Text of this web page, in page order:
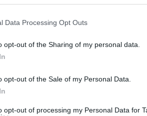
Data Processing Opt Outs
opt-out of the Sharing of my personal data.
opt-out of the Sale of my Personal Data.
opt-out of processing my Personal Data for
HELYZETET, DE MI ÁLLHAT A
Az elmúlt hónapokban egyre több egri
meg ugyanazt az érzést: mintha romlott
közterületek állapota és a